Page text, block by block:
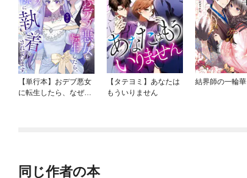
【単行本】おデブ悪女
に転生したら、なぜか
【タテヨミ】あなたは
もういりません
結界師の一輪華
同じ作者の本